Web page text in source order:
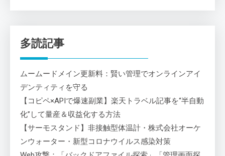
多読記事
ムームードメイン更新料：賢い管理でオンラインアイ
デンティティを守る
【コピペ×APIで爆速副業】楽天トラベル記事を“半自動
化”して量産＆収益化する方法
【サーモスタンド】非接触型体温計・株式会社オーケ
ンウォーター・新型コロナウイルス感染対策